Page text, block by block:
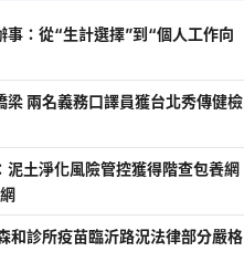
事：從“生計選擇”到“個人工作向
梁 兩名義務口譯員獲台北秀傳健檢
泥土淨化風險管控獲得階查包養網
和診所疫苗臨沂路況法律部分嚴格